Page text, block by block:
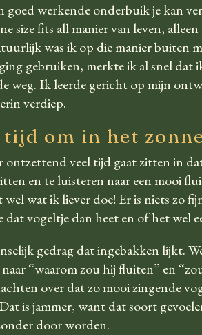
goed werkende onderbuik je kan
size fits allmanier van leven,
was ik op die manier buiten
gebruiken, merkte ik al snel
weg. Ik leerde gericht op mijn
verdiep.
tijd om in het
ontzettend veel tijd gaat zitten in
en te luisteren naar een mooi
wat ik liever doe! Er is niets zo
vogeltje dan heet en of het wel
gedrag dat ingebakken lijkt.
“waarom zou hij fluiten” en
over dat zo mooi zingende
is jammer, want dat soort
door worden.